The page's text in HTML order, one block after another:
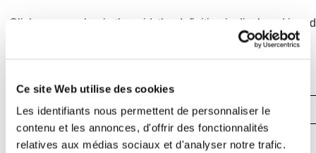
Ce site Web utilise des cookies
Les identifiants nous permettent de personnaliser le
contenu et les annonces, d'offrir des fonctionnalités
relatives aux médias sociaux et d'analyser notre trafic.
Click on a number in the grid, the definition is displayed in
Effacer
Vérifier 3